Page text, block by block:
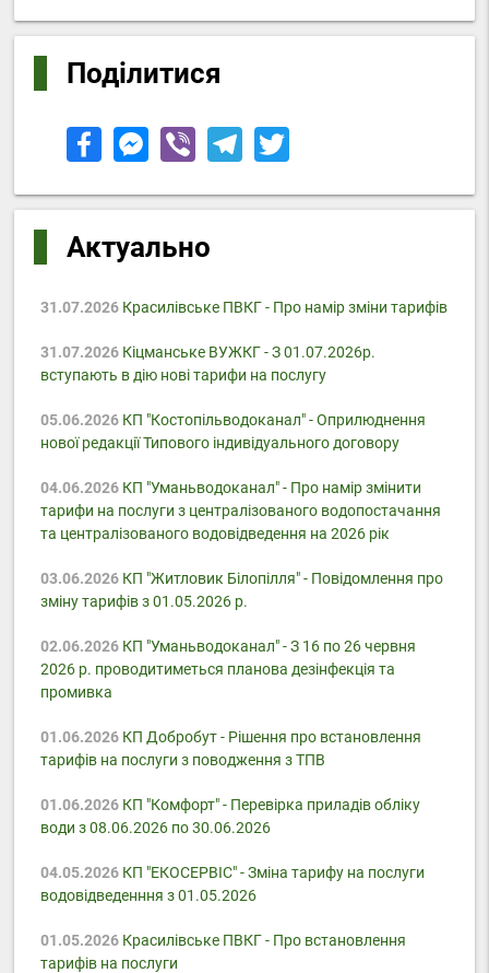
Поділитися
Актуально
31.07.2026Красилівське ПВКГ - Про намір зміни тарифів
31.07.2026Кіцманське ВУЖКГ - З 01.07.2026р.
вступають в дію нові тарифи на послугу
05.06.2026КП "Костопільводоканал" - Оприлюднення
нової редакції Типового індивідуального договору
04.06.2026КП "Уманьводоканал" - Про намір змінити
тарифи на послуги з централізованого водопостачання
та централізованого водовідведення на 2026 рік
03.06.2026КП "Житловик Білопілля" - Повідомлення про
зміну тарифів з 01.05.2026 р.
02.06.2026КП "Уманьводоканал" - З 16 по 26 червня
2026 р. проводитиметься планова дезінфекція та
промивка
01.06.2026КП Добробут - Pішення про встановлення
тарифів на послуги з поводження з ТПВ
01.06.2026КП "Комфорт" - Перевірка приладів обліку
води з 08.06.2026 по 30.06.2026
04.05.2026КП "ЕКОСЕРВІС" - Зміна тарифу на послуги
водовідведенння з 01.05.2026
01.05.2026Красилівське ПВКГ - Про встановлення
тарифів на послуги